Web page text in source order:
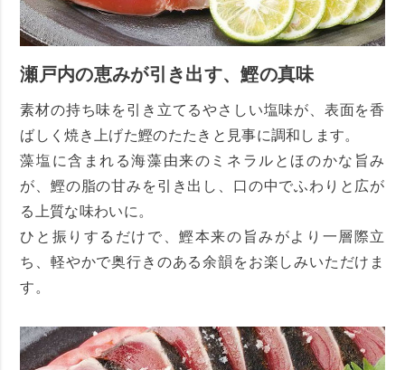
瀬戸内の恵みが引き出す、鰹の真味
素材の持ち味を引き立てるやさしい塩味が、表面を香
ばしく焼き上げた鰹のたたきと見事に調和します。
藻塩に含まれる海藻由来のミネラルとほのかな旨み
が、鰹の脂の甘みを引き出し、口の中でふわりと広が
る上質な味わいに。
ひと振りするだけで、鰹本来の旨みがより一層際立
ち、軽やかで奥行きのある余韻をお楽しみいただけま
す。